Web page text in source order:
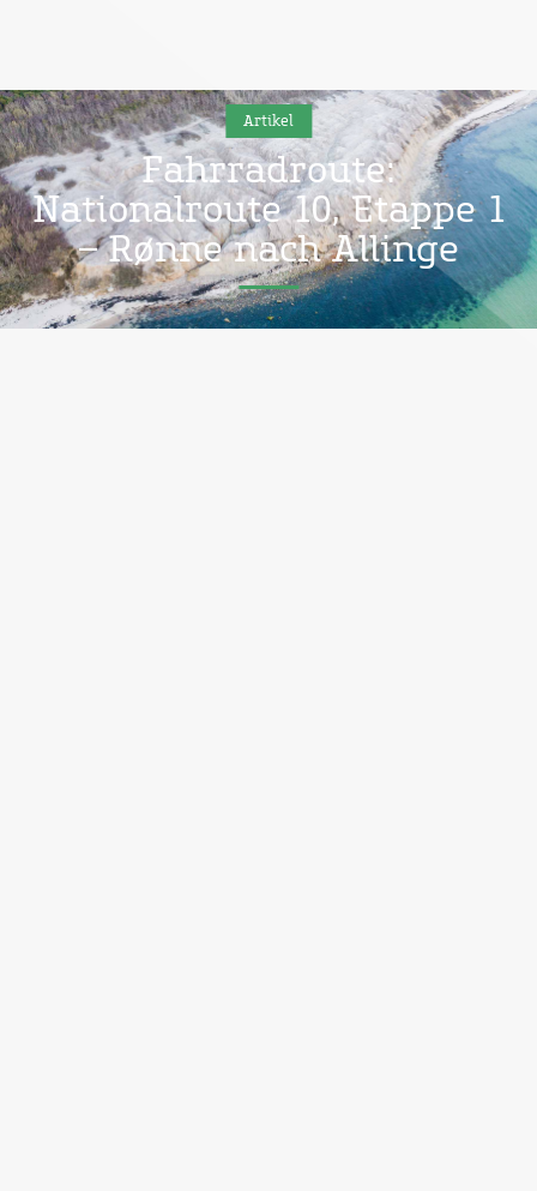
Artikel
Fahrradroute:
Nationalroute 10, Etappe 1
– Rønne nach Allinge